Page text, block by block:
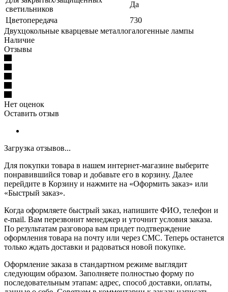
светильников
Да
Цветопередача
730
Двухцокольные кварцевые металлогалогенные лампы
Наличие
Отзывы
Нет оценок
Оставить отзыв
Загрузка отзывов...
Для покупки товара в нашем интернет-магазине выберите
понравившийся товар и добавьте его в корзину. Далее
перейдите в Корзину и нажмите на «Оформить заказ» или
«Быстрый заказ».
Когда оформляете быстрый заказ, напишите ФИО, телефон и
e-mail. Вам перезвонит менеджер и уточнит условия заказа.
По результатам разговора вам придет подтверждение
оформления товара на почту или через СМС. Теперь останется
только ждать доставки и радоваться новой покупке.
Оформление заказа в стандартном режиме выглядит
следующим образом. Заполняете полностью форму по
последовательным этапам: адрес, способ доставки, оплаты,